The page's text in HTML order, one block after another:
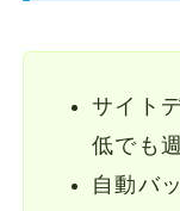
サイト
低でも
自動バ